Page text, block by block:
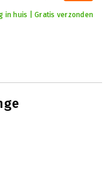
in huis | Gratis verzonden